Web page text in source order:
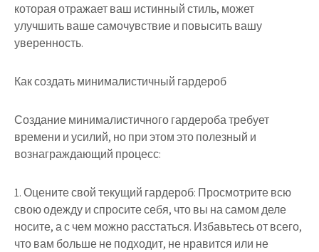
которая отражает ваш истинный стиль, может
улучшить ваше самочувствие и повысить вашу
уверенность.
Как создать минималистичный гардероб
Создание минималистичного гардероба требует
времени и усилий, но при этом это полезный и
вознаграждающий процесс:
1. Оцените свой текущий гардероб: Просмотрите всю
свою одежду и спросите себя, что вы на самом деле
носите, а с чем можно расстаться. Избавьтесь от всего,
что вам больше не подходит, не нравится или не